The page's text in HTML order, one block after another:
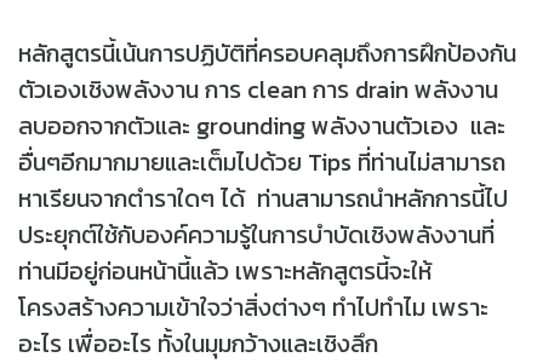
หลักสูตรนี้เน้นการปฏิบัติที่ครอบคลุมถึงการฝึกป้องกัน
ตัวเองเชิงพลังงาน การ clean การ drain พลังงาน
ลบออกจากตัวและ grounding พลังงานตัวเอง และ
อื่นๆอีกมากมายและเต็มไปด้วย Tips ที่ท่านไม่สามารถ
หาเรียนจากตำราใดๆ ได้ ท่านสามารถนำหลักการนี้ไป
ประยุกต์ใช้กับองค์ความรู้ในการบำบัดเชิงพลังงานที่
ท่านมีอยู่ก่อนหน้านี้แล้ว เพราะหลักสูตรนี้จะให้
โครงสร้างความเข้าใจว่าสิ่งต่างๆ ทำไปทำไม เพราะ
อะไร เพื่ออะไร ทั้งในมุมกว้างและเชิงลึก